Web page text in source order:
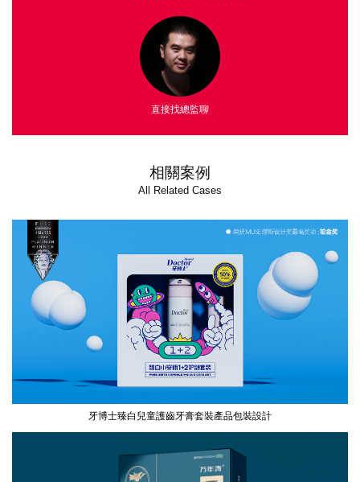
直接找總監聊
相關案例
All Related Cases
牙博士臻白兒童護齒牙膏套裝產品包裝設計